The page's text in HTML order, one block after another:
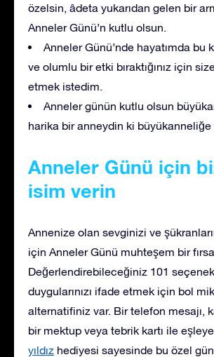
özelsin, âdeta yukarıdan gelen bir
Anneler Günü’n kutlu olsun.
Anneler Günü’nde hayatımda bu
ve olumlu bir etki bıraktığınız için
etmek istedim.
Anneler günün kutlu olsun
harika bir anneydin ki
Anneler Günü için
isim verin
Annenize olan sevginizi ve
için Anneler Günü muhteşem bir
Değerlendirebileceğiniz 101
duygularınızı ifade etmek için bol
alternatifiniz var. Bir telefon mesajı,
bir mektup veya tebrik kartı ile
yıldız hediyesi sayesinde bu özel